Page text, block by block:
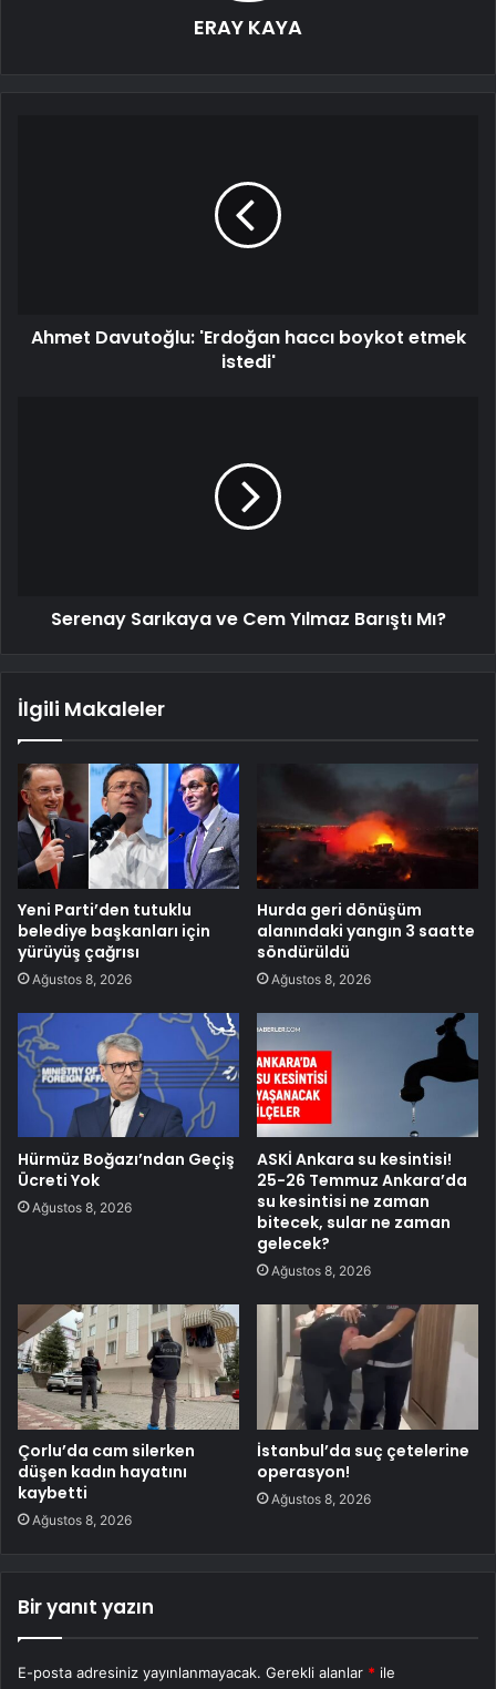
ERAY KAYA
Ahmet Davutoğlu: 'Erdoğan haccı boykot etmek
istedi'
Serenay Sarıkaya ve Cem Yılmaz Barıştı Mı?
İlgili Makaleler
Yeni Parti’den tutuklu
belediye başkanları için
yürüyüş çağrısı
Ağustos 8, 2026
Hurda geri dönüşüm
alanındaki yangın 3 saatte
söndürüldü
Ağustos 8, 2026
Hürmüz Boğazı’ndan Geçiş
Ücreti Yok
Ağustos 8, 2026
ASKİ Ankara su kesintisi!
25-26 Temmuz Ankara’da
su kesintisi ne zaman
bitecek, sular ne zaman
gelecek?
Ağustos 8, 2026
Çorlu’da cam silerken
düşen kadın hayatını
kaybetti
Ağustos 8, 2026
İstanbul’da suç çetelerine
operasyon!
Ağustos 8, 2026
Bir yanıt yazın
E-posta adresiniz yayınlanmayacak. Gerekli alanlar * ile